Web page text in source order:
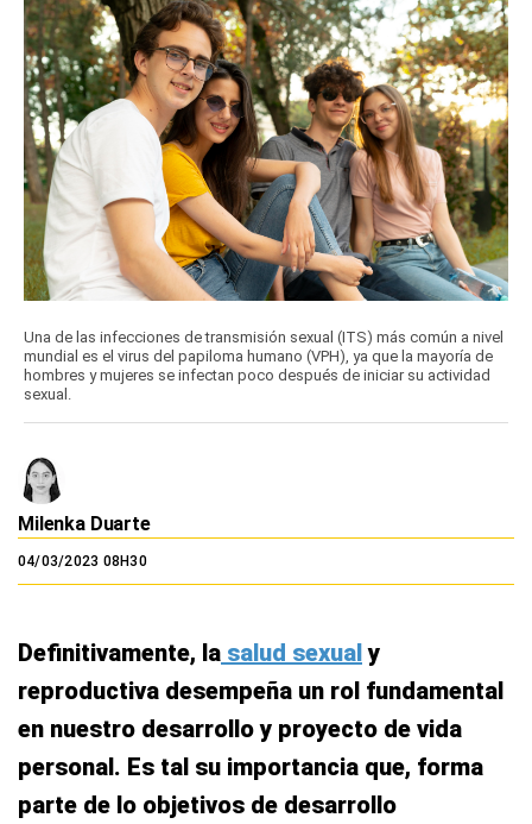
Una de las infecciones de transmisión sexual (ITS) más común a nivel
mundial es el virus del papiloma humano (VPH), ya que la mayoría de
hombres y mujeres se infectan poco después de iniciar su actividad
sexual.
Milenka Duarte
04/03/2023 08H30
Definitivamente, la salud sexual y
reproductiva desempeña un rol fundamental
en nuestro desarrollo y proyecto de vida
personal. Es tal su importancia que, forma
parte de lo objetivos de desarrollo